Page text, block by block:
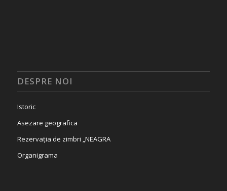
DESPRE NOI
Istoric
Asezare geografica
Rezervația de zimbri „NEAGRA
Organigrama